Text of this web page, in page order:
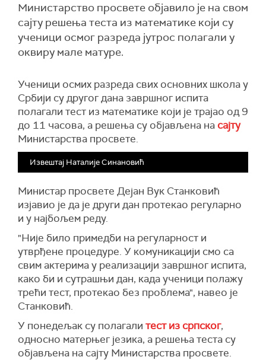
Министарство просвете објавило је на свом
сајту решења теста из математике који су
ученици осмог разреда јутрос полагали у
оквиру мале матуре.
Ученици осмих разреда свих основних школа у
Србији су другог дана завршног испита
полагали тест из математике који је трајао од 9
до 11 часова, а решења су објављена на сајту
Министарства просвете.
Извештај Наталије Синановић
Министар просвете Дејан Вук Станковић
изјавио је да је други дан протекао регуларно
и у најбољем реду.
"Није било примедби на регуларност и
утврђене процедуре. У комуникацији смо са
свим актерима у реализацији завршног испита,
како би и сутрашњи дан, када ученици полажу
трећи тест, протекао без проблема", навео је
Станковић.
У понедељак су полагали тест из српског,
односно матерњег језика, а решења теста су
објављена на сајту Министарства просвете.